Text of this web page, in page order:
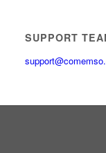
SUPPORT